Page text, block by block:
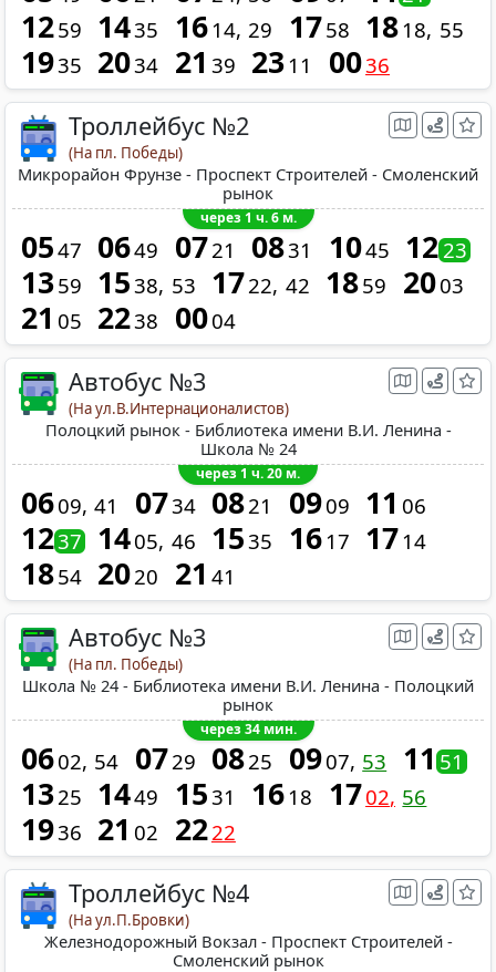
1259 1435 16 14 29 1758 18 18 55
1935 2034 21 39 23 11 0036
Троллейбус №2
(На пл. Победы)
Микрорайон Фрунзе - Проспект Строителей - Смоленский
рынок
через 1 ч. 6 м.
0547 0649 0721 0831 1045 1223
1359 1538 53 1722 42 1859 2003
21 05 2238 0004
Автобус №3
(На ул.В.Интернационалистов)
Полоцкий рынок - Библиотека имени В.И. Ленина -
Школа № 24
через 1 ч. 20 м.
0609 41 0734 0821 0909 11 06
1237 1405 46 1535 16 17 17 14
1854 2020 21 41
Автобус №3
(На пл. Победы)
Школа № 24 - Библиотека имени В.И. Ленина - Полоцкий
рынок
через 34 мин.
0602 54 0729 0825 0907 53 11 51
1325 1449 1531 16 18 1702 56
1936 21 02 2222
Троллейбус №4
(На ул.П.Бровки)
Железнодорожный Вокзал - Проспект Строителей -
Смоленский рынок